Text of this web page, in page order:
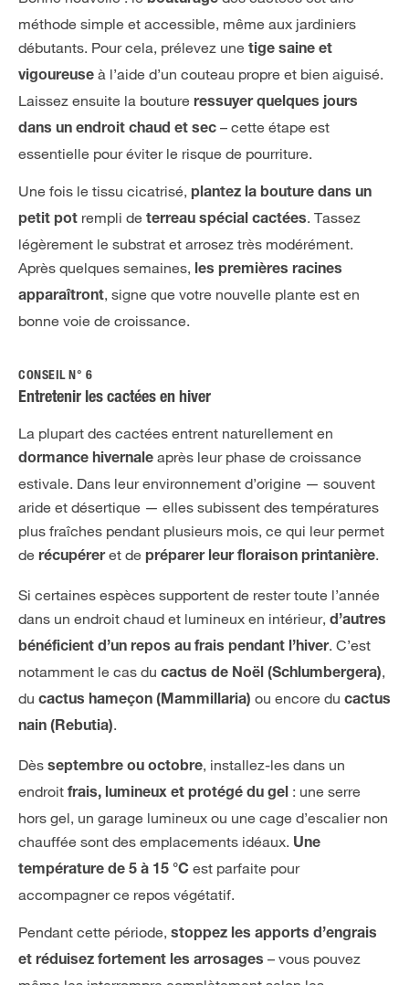
méthode simple et accessible, même aux jardiniers
débutants. Pour cela, prélevez une tige saine et
vigoureuse à l’aide d’un couteau propre et bien aiguisé.
Laissez ensuite la bouture ressuyer quelques jours
dans un endroit chaud et sec – cette étape est
essentielle pour éviter le risque de pourriture.
Une fois le tissu cicatrisé, plantez la bouture dans un
petit pot rempli de terreau spécial cactées. Tassez
légèrement le substrat et arrosez très modérément.
Après quelques semaines, les premières racines
apparaîtront, signe que votre nouvelle plante est en
bonne voie de croissance.
CONSEIL N° 6
Entretenir les cactées en hiver
La plupart des cactées entrent naturellement en
dormance hivernale après leur phase de croissance
estivale. Dans leur environnement d’origine — souvent
aride et désertique — elles subissent des températures
plus fraîches pendant plusieurs mois, ce qui leur permet
de récupéreret de préparer leur floraison printanière.
Si certaines espèces supportent de rester toute l’année
dans un endroit chaud et lumineux en intérieur, d’autres
bénéficient d’un repos au frais pendant l’hiver. C’est
notamment le cas du cactus de Noël (Schlumbergera),
du cactus hameçon (Mammillaria) ou encore du cactus
nain (Rebutia).
Dès septembre ou octobre, installez-les dans un
endroit frais, lumineux et protégé du gel : une serre
hors gel, un garage lumineux ou une cage d’escalier non
chauffée sont des emplacements idéaux. Une
température de 5 à 15 °C est parfaite pour
accompagner ce repos végétatif.
Pendant cette période, stoppez les apports d’engrais
et réduisez fortement les arrosages – vous pouvez